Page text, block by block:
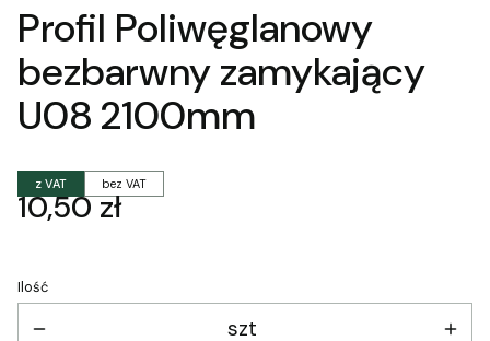
Profil Poliwęglanowy
bezbarwny zamykający
U08 2100mm
z VAT bez VAT
Cena
10,50 zł
Ilość
szt